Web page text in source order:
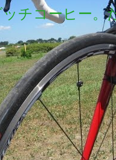
チコーヒー。